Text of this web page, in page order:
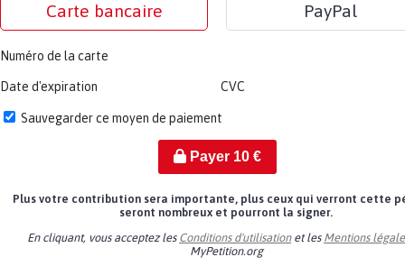
Carte bancaire PayPal
Numéro de la carte
Date d'expiration CVC
Sauvegarder ce moyen de paiement
Payer 10€
Plus votre contribution sera importante, plus ceux qui verront cette
seront nombreux et pourront la signer.
En cliquant, vous acceptez les Conditions d'utilisationet les Mentions
MyPetition.org